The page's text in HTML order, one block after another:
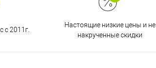
с 2011г.
Настоящие низкие цены и не
накрученные скидки